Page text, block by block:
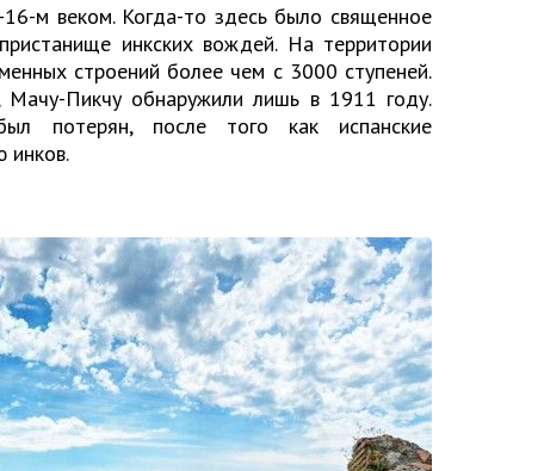
м веком. Когда-то здесь было священное
инкских вождей. На территории
строений более чем с 3000 ступеней.
Мачу-Пикчу обнаружили лишь в 1911 году.
потерян, после того как испанские
инков.